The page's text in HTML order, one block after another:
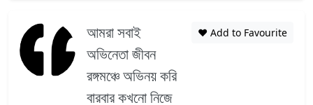
আমরা সবাই
অভিনেতা জীবন
রঙ্গমঞ্চে অভিনয় করি
বারবার কখনো নিজে
❤️ Add to Favourite